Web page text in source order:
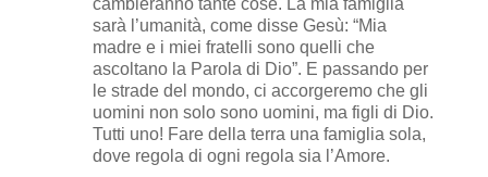
cambieranno tante cose. La mia famiglia
sarà l’umanità, come disse Gesù: “Mia
madre e i miei fratelli sono quelli che
ascoltano la Parola di Dio”. E passando per
le strade del mondo, ci accorgeremo che gli
uomini non solo sono uomini, ma figli di Dio.
Tutti uno! Fare della terra una famiglia sola,
dove regola di ogni regola sia l’Amore.